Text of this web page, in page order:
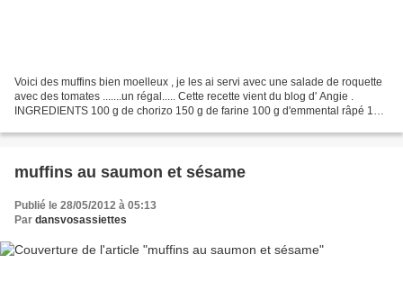
Voici des muffins bien moelleux , je les ai servi avec une salade de roquette
avec des tomates .......un régal..... Cette recette vient du blog d' Angie .
INGREDIENTS 100 g de chorizo 150 g de farine 100 g d'emmental râpé 1
muffins au saumon et sésame
Publié le 28/05/2012 à 05:13
Par dansvosassiettes